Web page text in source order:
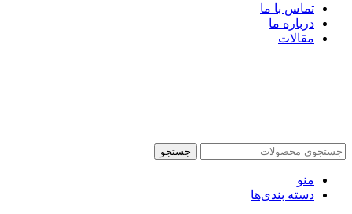
تماس با ما
درباره ما
مقالات
جستجو
منو
دسته بندی‌ها